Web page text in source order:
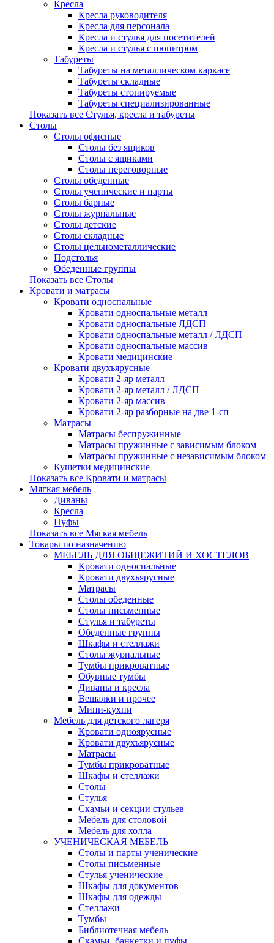
Кресла
Кресла руководителя
Кресла для персонала
Кресла и стулья для посетителей
Кресла и стулья с пюпитром
Табуреты
Табуреты на металлическом каркасе
Табуреты складные
Табуреты стопируемые
Табуреты специализированные
Показать все Стулья, кресла и табуреты
Столы
Столы офисные
Столы без ящиков
Столы с ящиками
Столы переговорные
Столы обеденные
Столы ученические и парты
Столы барные
Столы журнальные
Столы детские
Столы складные
Столы цельнометаллические
Подстолья
Обеденные группы
Показать все Столы
Кровати и матрасы
Кровати односпальные
Кровати односпальные металл
Кровати односпальные ЛДСП
Кровати односпальные металл / ЛДСП
Кровати односпальные массив
Кровати медицинские
Кровати двухъярусные
Кровати 2-яр металл
Кровати 2-яр металл / ЛДСП
Кровати 2-яр массив
Кровати 2-яр разборные на две 1-сп
Матрасы
Матрасы беспружинные
Матрасы пружинные с зависимым блоком
Матрасы пружинные с независимым блоком
Кушетки медицинские
Показать все Кровати и матрасы
Мягкая мебель
Диваны
Кресла
Пуфы
Показать все Мягкая мебель
Товары по назначению
МЕБЕЛЬ ДЛЯ ОБЩЕЖИТИЙ И ХОСТЕЛОВ
Кровати односпальные
Кровати двухъярусные
Матрасы
Столы обеденные
Столы письменные
Стулья и табуреты
Обеденные группы
Шкафы и стеллажи
Столы журнальные
Тумбы прикроватные
Обувные тумбы
Диваны и кресла
Вешалки и прочее
Мини-кухни
Мебель для детского лагеря
Кровати одноярусные
Кровати двухъярусные
Матрасы
Тумбы прикроватные
Шкафы и стеллажи
Столы
Стулья
Скамьи и секции стульев
Мебель для столовой
Мебель для холла
УЧЕНИЧЕСКАЯ МЕБЕЛЬ
Столы и парты ученические
Столы письменные
Стулья ученические
Шкафы для документов
Шкафы для одежды
Стеллажи
Тумбы
Библиотечная мебель
Скамьи, банкетки и пуфы